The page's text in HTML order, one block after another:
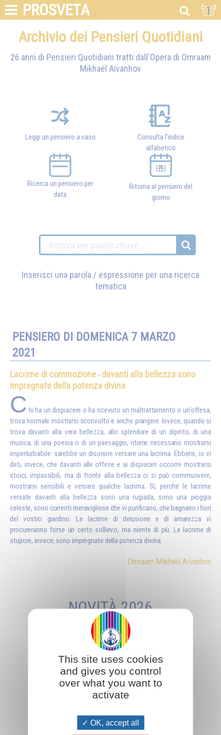
PROSVETA 1
Archivio dei Pensieri Quotidiani
26 anni di Pensieri Quotidiani tratti dall'Opera di Omraam
Mikhaël Aïvanhov
Leggi un pensiero a caso
Consulta l’indice
alfabetico
Ricerca un pensiero per
data
Ritorna al pensiero del
giorno
Inserisci una parola / espressione per una ricerca
tematica
PENSIERO DI DOMENICA 7 MARZO
2021
Lacrime di commozione - davanti alla bellezza sono
impregnate della potenza divina
C hi ha un dispiacere o ha ricevuto un maltrattamento o un'offesa,
trova normale mostrarsi sconvolto e anche piangere. Invece, quando si
trova davanti alla vera bellezza, allo splendore di un dipinto, di una
musica, di una poesia o di un paesaggio, ritiene necessario mostrarsi
imperturbabile: sarebbe un disonore versare una lacrima. Ebbene, io vi
dirò, invece, che davanti alle offese e ai dispiaceri occorre mostrarsi
stoici, impassibili, ma di fronte alla bellezza ci si può commuovere,
mostrarsi sensibili e versare qualche lacrima. Sì, perché le lacrime
versate davanti alla bellezza sono una rugiada, sono una pioggia
celeste, sono correnti meravigliose che vi purificano, che bagnano i fiori
del vostro giardino. Le lacrime di delusione e di amarezza vi
procureranno forse un certo sollievo, ma niente di più. Le lacrime di
stupore, invece, sono impregnate della potenza divina.
Omraam Mikhaël Aïvanhov
NOVITÀ 2026
This site uses cookies
and gives you control
over what you want to
activate
OK, accept all